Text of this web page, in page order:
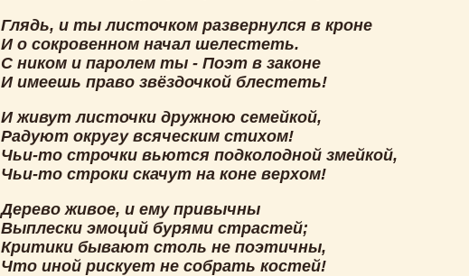
Глядь, и ты листочком развернулся в кроне
И о сокровенном начал шелестеть.
С ником и паролем ты - Поэт в законе
И имеешь право звёздочкой блестеть!
И живут листочки дружною семейкой,
Радуют округу всяческим стихом!
Чьи-то строчки вьются подколодной змейкой,
Чьи-то строки скачут на коне верхом!
Дерево живое, и ему привычны
Выплески эмоций бурями страстей;
Критики бывают столь не поэтичны,
Что иной рискует не собрать костей!